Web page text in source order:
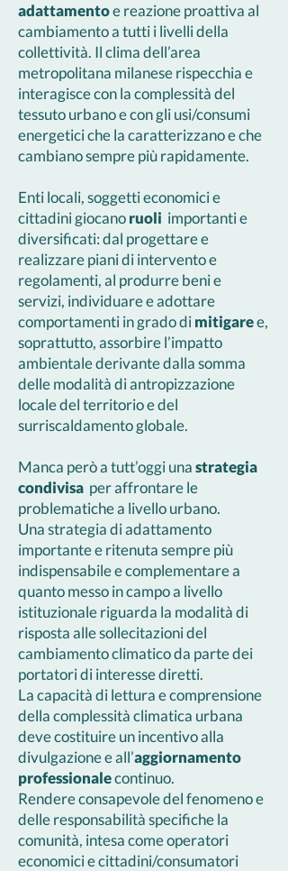
adattamentoe reazione proattiva al
cambiamento a tutti i livelli della
collettività. Il clima dell’area
metropolitana milanese rispecchia e
interagisce con la complessità del
tessuto urbano e con gli usi/consumi
energetici che la caratterizzano e che
cambiano sempre più rapidamente.
Enti locali, soggetti economici e
cittadini giocanoruoli importanti e
diversificati: dal progettare e
realizzare piani di intervento e
regolamenti, al produrre beni e
servizi, individuare e adottare
comportamenti in grado dimitigaree,
soprattutto, assorbire l’impatto
ambientale derivante dalla somma
delle modalità di antropizzazione
locale del territorio e del
surriscaldamento globale.
Manca però a tutt’oggi unastrategia
condivisa per affrontare le
problematiche a livello urbano.
Una strategia di adattamento
importante e ritenuta sempre più
indispensabile e complementare a
quanto messo in campo a livello
istituzionale riguarda la modalità di
risposta alle sollecitazioni del
cambiamento climatico da parte dei
portatori di interesse diretti.
La capacità di lettura e comprensione
della complessità climatica urbana
deve costituire un incentivo alla
divulgazione e all’aggiornamento
professionalecontinuo.
Rendere consapevole del fenomeno e
delle responsabilità specifiche la
comunità, intesa come operatori
economici e cittadini/consumatori